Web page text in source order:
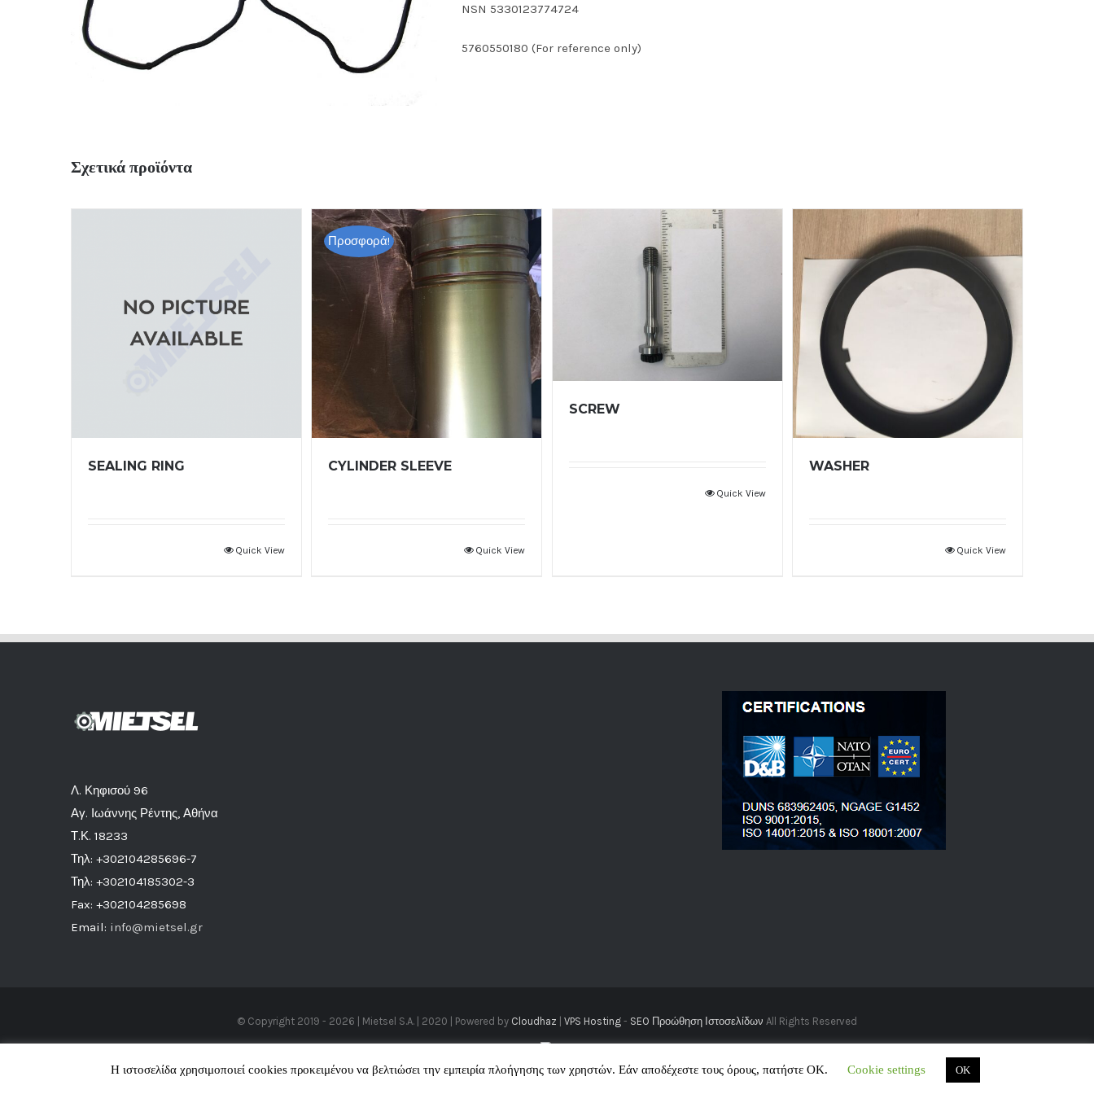
NSN 5330123774724
5760550180 (For reference only)
Σχετικά προϊόντα
SEALING RING
Quick View
Προσφορά!
CYLINDER SLEEVE
Quick View
SCREW
Quick View
WASHER
Quick View
Λ. Κηφισού 96
Αγ. Ιωάννης Ρέντης, Αθήνα
Τ.Κ. 18233
Τηλ: +302104285696-7
Τηλ: +302104185302-3
Fax: +302104285698
Email: info@mietsel.gr
© Copyright 2019 - 2026 | Mietsel S.A. | 2020 | Powered by Cloudhaz VPS Hosting - SEO Προώθηση Ιστοσελίδων All Rights Reserved
Η ιστοσελίδα χρησιμοποιεί cookies προκειμένου να βελτιώσει την εμπειρία πλοήγησης των χρηστών. Εάν αποδέχεστε τους όρους, πατήστε ΟΚ. Cookie settings OK